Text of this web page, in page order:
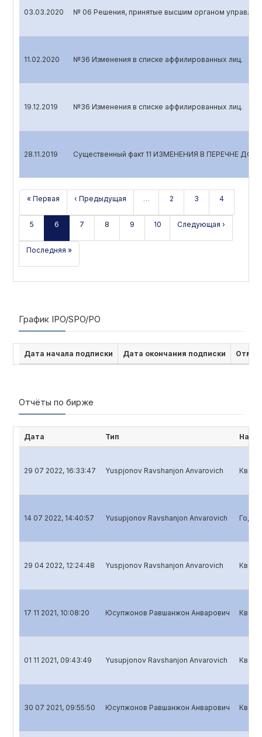
03.03.2020 № 06 Решения, принятые высшим органом
11.02.2020 №36 Изменения в списке аффилированных лиц.
19.12.2019 №36 Изменения в списке аффилированных лиц.
28.11.2019 Существенный факт 11 ИЗМЕНЕНИЯ В ПЕРЕЧНЕ
« Первая ‹ Предыдущая … 2 3 4
5 6 7 8 9 10 Следующая ›
Последняя »
График IPO/SPO/PO
Дата начала подписки Дата окончания подписки
Отчёты по бирже
Дата Тип
29 07 2022, 16:33:47 Yuspjonov Ravshanjon Anvarovich
14 07 2022, 14:40:57 Yusupjonov Ravshanjon Anvarovich
29 04 2022, 12:24:48 Yuspjonov Ravshanjon Anvarovich
17 11 2021, 10:08:20 Юсупжонов Равшанжон Анварович
01 11 2021, 09:43:49 Yusupjonov Ravshanjon Anvarovich
30 07 2021, 09:55:50 Юсупжонов Равшанжон Анварович